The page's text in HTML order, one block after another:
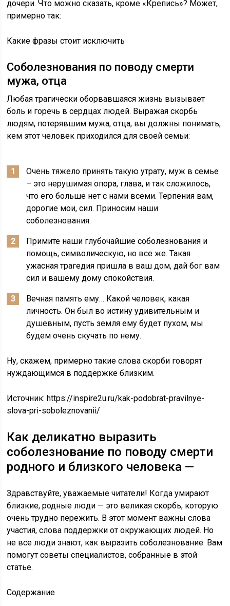
дочери. Что можно сказать, кроме «Крепись»? Может,
примерно так:
Какие фразы стоит исключить
Соболезнования по поводу смерти
мужа, отца
Любая трагически оборвавшаяся жизнь вызывает
боль и горечь в сердцах людей. Выражая скорбь
людям, потерявшим мужа, отца, вы должны понимать,
кем этот человек приходился для своей семьи:
Очень тяжело принять такую утрату, муж в семье
– это нерушимая опора, глава, и так сложилось,
что его больше нет с нами всеми. Терпения вам,
дорогие мои, сил. Приносим наши
соболезнования.
Примите наши глубочайшие соболезнования и
помощь, символическую, но все же. Такая
ужасная трагедия пришла в ваш дом, дай бог вам
сил и вашему дому спокойствия.
Вечная память ему… Какой человек, какая
личность. Он был во истину удивительным и
душевным, пусть земля ему будет пухом, мы
будем очень скучать по нему.
Ну, скажем, примерно такие слова скорби говорят
нуждающимся в поддержке близким.
Источник:https://inspire2u.ru/kak-podobrat-pravilnye-
slova-pri-soboleznovanii/
Как деликатно выразить
соболезнование по поводу смерти
родного и близкого человека —
Здравствуйте, уважаемые читатели! Когда умирают
близкие, родные люди — это великая скорбь, которую
очень трудно пережить. В этот момент важны слова
участия, слова поддержки от окружающих людей. Но
не все люди знают, как выразить соболезнование. Вам
помогут советы специалистов, собранные в этой
статье.
Содержание